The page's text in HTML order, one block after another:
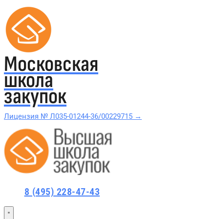
Московская
школа
закупок
Лицензия № Л035-01244-36/00229715 →
Проверить в реестре Рособрнадзора →
Курсы по 44-ФЗ
8 (495) 228-47-43